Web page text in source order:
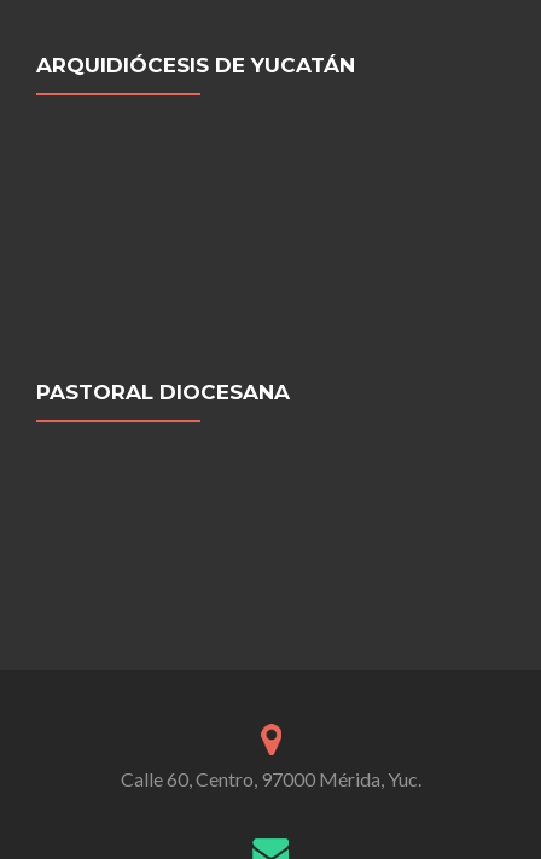
ARQUIDIÓCESIS DE YUCATÁN
PASTORAL DIOCESANA
Calle 60, Centro, 97000 Mérida, Yuc.